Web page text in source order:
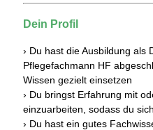
Dein Profil
› Du hast die Ausbildung als
Pflegefachmann HF
Wissen gezielt einsetzen
› Du bringst Erfahrung mit
einzuarbeiten, sodass du
› Du hast ein gutes